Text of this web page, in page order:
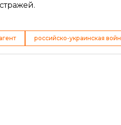
агент российско-украинская